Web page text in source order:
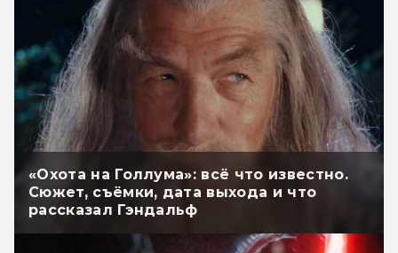
«Охота на Голлума»: всё что известно.
Сюжет, съёмки, дата выхода и что
рассказал Гэндальф